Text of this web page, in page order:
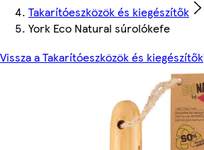
Takarítóeszközök és kiegészítők
York Eco Natural súrolókefe
Vissza a Takarítóeszközök és kiegészítők